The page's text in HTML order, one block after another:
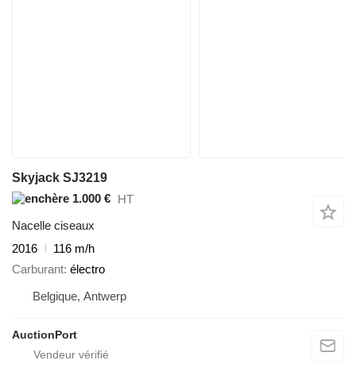
Skyjack SJ3219
1.000 € HT
Nacelle ciseaux
2016
116 m/h
Carburant électro
Belgique, Antwerp
AuctionPort